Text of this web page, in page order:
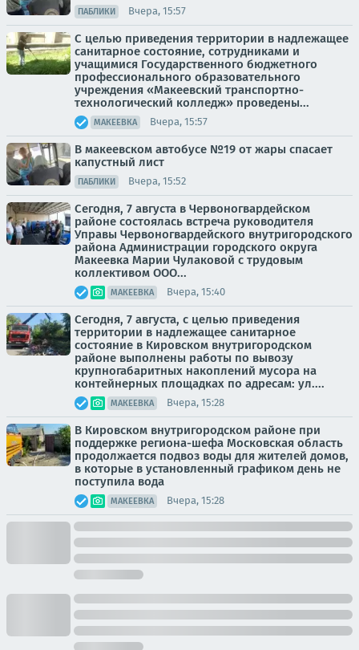
ПАБЛИКИ Вчера, 15:57
С целью приведения территории в надлежащее
санитарное состояние, сотрудниками и
учащимися Государственного бюджетного
профессионального образовательного
учреждения «Макеевский транспортно-
технологический колледж» проведены...
МАКЕЕВКА Вчера, 15:57
В макеевском автобусе №19 от жары спасает
капустный лист
ПАБЛИКИ Вчера, 15:52
Сегодня, 7 августа в Червоногвардейском
районе состоялась встреча руководителя
Управы Червоногвардейского внутригородского
района Администрации городского округа
Макеевка Марии Чулаковой с трудовым
коллективом ООО...
МАКЕЕВКА Вчера, 15:40
Сегодня, 7 августа, с целью приведения
территории в надлежащее санитарное
состояние в Кировском внутригородском
районе выполнены работы по вывозу
крупногабаритных накоплений мусора на
контейнерных площадках по адресам: ул....
МАКЕЕВКА Вчера, 15:28
В Кировском внутригородском районе при
поддержке региона-шефа Московская область
продолжается подвоз воды для жителей домов,
в которые в установленный графиком день не
поступила вода
МАКЕЕВКА Вчера, 15:28